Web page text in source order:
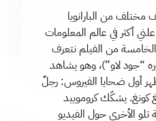
من البارانويا
أكثر في عالم المعلومات
الخامسة من الفيلم نتعرف
“جود لاو”)، وهو يشاهد
أول ضحايا الفيروس: رجلٌ
كونغ. يشكّك كروموييد
الأخرى حول الفيديو